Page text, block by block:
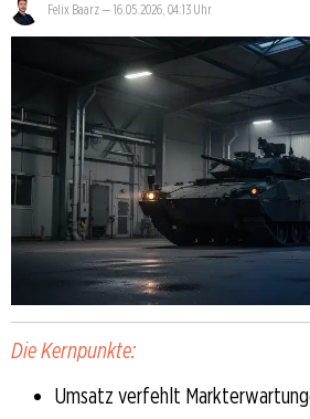
Felix Baarz— 16.05.2026, 04:13 Uhr
Die Kernpunkte:
Umsatz verfehlt